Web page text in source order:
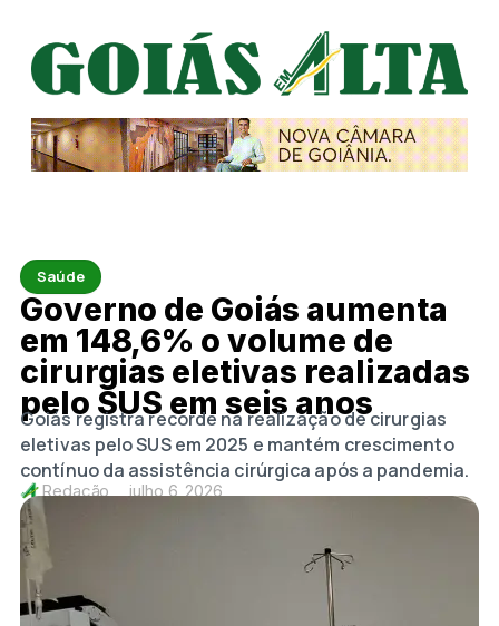
Saúde
Governo de Goiás aumenta
em 148,6% o volume de
cirurgias eletivas realizadas
pelo SUS em seis anos
Goiás registra recorde na realização de cirurgias
eletivas pelo SUS em 2025 e mantém crescimento
contínuo da assistência cirúrgica após a pandemia.
Redação julho 6, 2026